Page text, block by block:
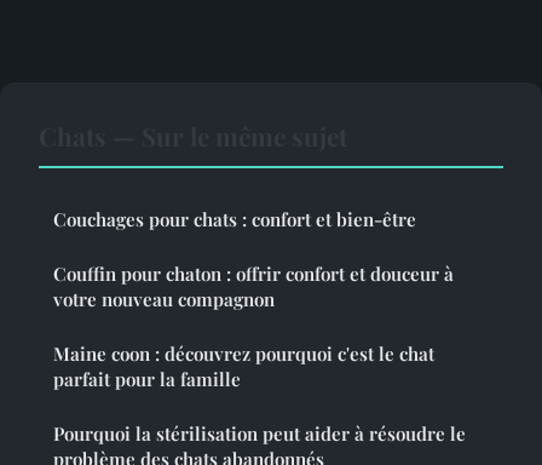
Couchages pour chats : confort et bien-être
Couffin pour chaton : offrir confort et douceur à
votre nouveau compagnon
Maine coon : découvrez pourquoi c'est le chat
parfait pour la famille
Pourquoi la stérilisation peut aider à résoudre le
problème des chats abandonnés